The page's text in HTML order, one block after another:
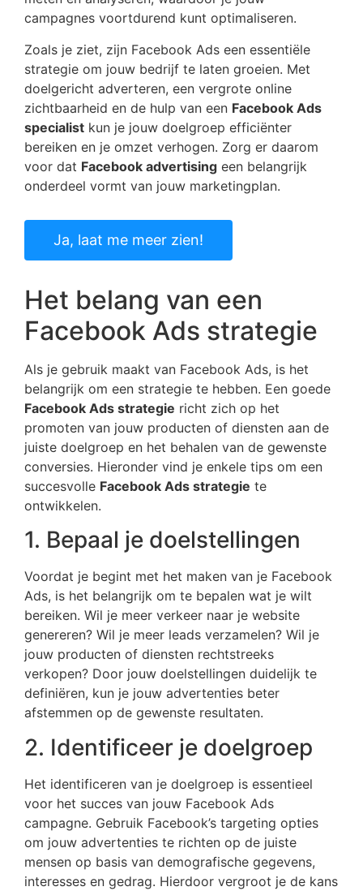
campagnes voortdurend kunt optimaliseren.
Zoals je ziet, zijn Facebook Ads een essentiële
strategie om jouw bedrijf te laten groeien. Met
doelgericht adverteren, een vergrote online
zichtbaarheid en de hulp van een Facebook Ads
specialist kun je jouw doelgroep efficiënter
bereiken en je omzet verhogen. Zorg er daarom
voor dat Facebook advertising een belangrijk
onderdeel vormt van jouw marketingplan.
Ja, laat me meer zien!
Het belang van een
Facebook Ads strategie
Als je gebruik maakt van Facebook Ads, is het
belangrijk om een strategie te hebben. Een goede
Facebook Ads strategie richt zich op het
promoten van jouw producten of diensten aan de
juiste doelgroep en het behalen van de gewenste
conversies. Hieronder vind je enkele tips om een
succesvolle Facebook Ads strategie te
ontwikkelen.
1. Bepaal je doelstellingen
Voordat je begint met het maken van je Facebook
Ads, is het belangrijk om te bepalen wat je wilt
bereiken. Wil je meer verkeer naar je website
genereren? Wil je meer leads verzamelen? Wil je
jouw producten of diensten rechtstreeks
verkopen? Door jouw doelstellingen duidelijk te
definiëren, kun je jouw advertenties beter
afstemmen op de gewenste resultaten.
2. Identificeer je doelgroep
Het identificeren van je doelgroep is essentieel
voor het succes van jouw Facebook Ads
campagne. Gebruik Facebook’s targeting opties
om jouw advertenties te richten op de juiste
mensen op basis van demografische gegevens,
interesses en gedrag. Hierdoor vergroot je de kans